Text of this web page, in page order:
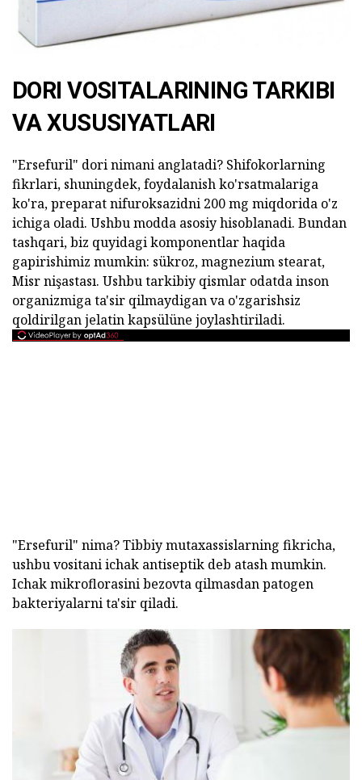
DORI VOSITALARINING TARKIBI
VA XUSUSIYATLARI
"Ersefuril" dori nimani anglatadi? Shifokorlarning
fikrlari, shuningdek, foydalanish ko'rsatmalariga
ko'ra, preparat nifuroksazidni 200 mg miqdorida o'z
ichiga oladi. Ushbu modda asosiy hisoblanadi. Bundan
tashqari, biz quyidagi komponentlar haqida
gapirishimiz mumkin: sükroz, magnezium stearat,
Misr nişastası. Ushbu tarkibiy qismlar odatda inson
organizmiga ta'sir qilmaydigan va o'zgarishsiz
qoldirilgan jelatin kapsülüne joylashtiriladi.
"Ersefuril" nima? Tibbiy mutaxassislarning fikricha,
ushbu vositani ichak antiseptik deb atash mumkin.
Ichak mikroflorasini bezovta qilmasdan patogen
bakteriyalarni ta'sir qiladi.